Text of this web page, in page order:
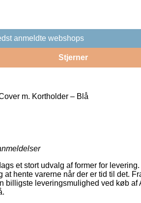
anmeldte webshops
Stjerner
m. Kortholder – Blå
et stort udvalg af former for
hente varerne når der er tid til det.
billigste leveringsmulighed ved køb af